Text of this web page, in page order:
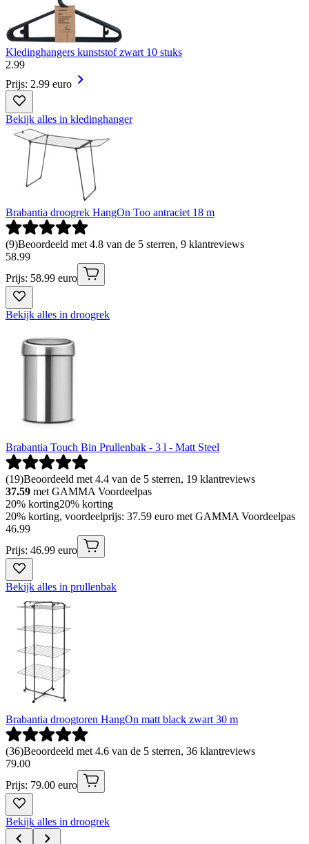
Kledinghangers kunststof zwart 10 stuks
2.99
Prijs: 2.99 euro
Bekijk alles in kledinghanger
Brabantia droogrek HangOn Too antraciet 18 m
(9)Beoordeeld met 4.8 van de 5 sterren, 9 klantreviews
58.99
Prijs: 58.99 euro
Bekijk alles in droogrek
Brabantia Touch Bin Prullenbak - 3 l - Matt Steel
(19)Beoordeeld met 4.4 van de 5 sterren, 19 klantreviews
37.59 met GAMMA Voordeelpas
20% korting20% korting
20% korting, voordeelprijs: 37.59 euro met GAMMA Voordeelpas
46.99
Prijs: 46.99 euro
Bekijk alles in prullenbak
Brabantia droogtoren HangOn matt black zwart 30 m
(36)Beoordeeld met 4.6 van de 5 sterren, 36 klantreviews
79.00
Prijs: 79.00 euro
Bekijk alles in droogrek